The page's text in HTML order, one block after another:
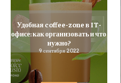
Удобная coffee-zone в IT-
офисе: как организовать и что
нужно?
9 сентября 2022